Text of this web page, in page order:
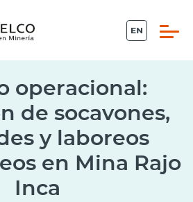
operacional:
de socavones,
y laboreos
en Mina Rajo
Inca